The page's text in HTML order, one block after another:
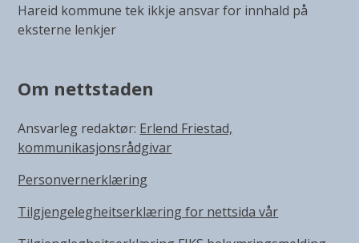
Hareid kommune tek ikkje ansvar for innhald på
eksterne lenkjer
Om nettstaden
Ansvarleg redaktør: Erlend Friestad,
kommunikasjonsrådgivar
Personvernerklæring
Tilgjengelegheitserklæring for nettsida vår